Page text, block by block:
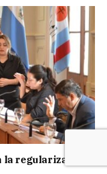
regularización